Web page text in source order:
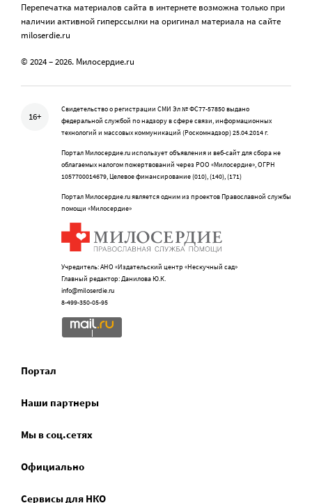
Перепечатка материалов сайта в интернете возможна только при
наличии активной гиперссылки на оригинал материала на сайте
miloserdie.ru
© 2024 – 2026. Милосердие.ru
16+
Свидетельство о регистрации СМИ Эл № ФС77-57850 выдано
федеральной службой по надзору в сфере связи, информационных
технологий и массовых коммуникаций (Роскомнадзор) 25.04.2014 г.
Портал Милосердие.ru использует объявления и веб-сайт для сбора не
облагаемых налогом пожертвований через РОО «Милосердие», ОГРН
1057700014679, Целевое финансирование (010), (140), (171)
Портал Милосердие.ru является одним из проектов Православной службы
помощи «Милосердие»
Учредитель: АНО «Издательский центр «Нескучный сад»
Главный редактор: Данилова Ю.К.
info@miloserdie.ru
8-499-350-05-95
Портал
Наши партнеры
Мы в соц.сетях
Официально
Сервисы для НКО